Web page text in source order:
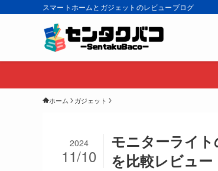
スマートホームとガジェットのレビューブログ
ホーム ガジェット
モニターライ
を比較レビュー
2024
11/10